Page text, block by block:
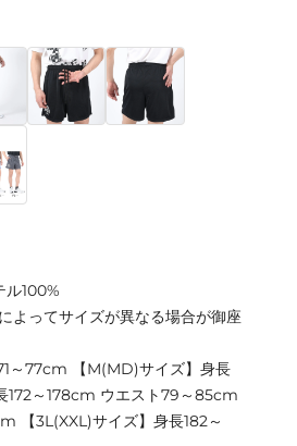
ル100%
よってサイズが異なる場合が御座
～77cm 【M(MD)サイズ】身長
172～178cm ウエスト79～85cm
【3L(XXL)サイズ】身長182～